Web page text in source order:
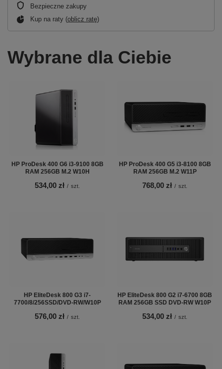
Bezpieczne zakupy
Kup na raty (oblicz ratę)
Wybrane dla Ciebie
HP ProDesk 400 G6 i3-9100 8GB
RAM 256GB M.2 W10H
534,00 zł / szt.
HP ProDesk 400 G5 i3-8100 8GB
RAM 256GB M.2 W11P
768,00 zł / szt.
HP EliteDesk 800 G3 i7-
7700/8/256SSD/DVD-RW/W10P
576,00 zł / szt.
HP EliteDesk 800 G2 i7-6700 8GB
RAM 256GB SSD DVD-RW W10P
534,00 zł / szt.